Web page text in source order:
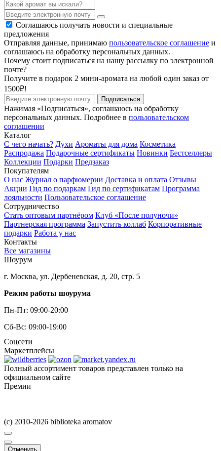
Соглашаюсь получать новости и специальные
предложения
Отправляя данные, принимаю пользовательское соглашение и
соглашаюсь на обработку персональных данных.
Почему стоит подписаться на нашу рассылку по электронной
почте?
Получите в подарок 2 мини-аромата на любой один заказ от
1500₽!
Подписаться
Нажимая «Подписаться», соглашаюсь на обработку
персональных данных. Подробнее в пользовательском
соглашении
Каталог
С чего начать? Духи Ароматы для дома Косметика
Распродажа Подарочные сертификаты Новинки Бестселлеры
Коллекции Подарки Предзаказ
Покупателям
О нас Журнал о парфюмерии Доставка и оплата Отзывы
Акции Гид по подаркам Гид по сертификатам Программа
лояльности Пользовательское соглашение
Сотрудничество
Стать оптовым партнёром Клуб «После полуночи»
Партнерская программа Запустить коллаб Корпоративные
подарки Работа у нас
Контакты
Все магазины
Шоурум
г. Москва, ул. Дербеневская, д. 20, стр. 5
Режим работы шоурума
Пн-Пт: 09:00-20:00
Сб-Вс: 09:00-19:00
Соцсети
Маркетплейсы
Полный ассортимент товаров представлен только на
официальном сайте
Премии
(c) 2010-2026 biblioteka aromatov
Отменить